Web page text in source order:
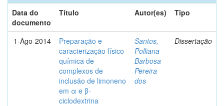
Data do
documento
Título Autor(es) Tipo
1-Ago-2014
Preparação e
caracterização físico-
química de
complexos de
inclusão de limoneno
em α e β-
ciclodextrina
Santos,
Polliana
Barbosa
Pereira
dos
Dissertação